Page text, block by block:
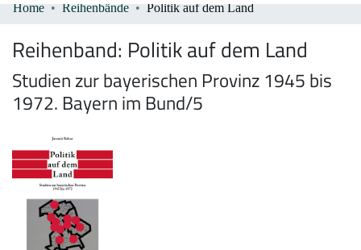
All of DSpace
Home Reihenbände Politik auf dem Land
Reihenband: Politik auf dem Land
Studien zur bayerischen Provinz 1945 bis
1972. Bayern im Bund/5